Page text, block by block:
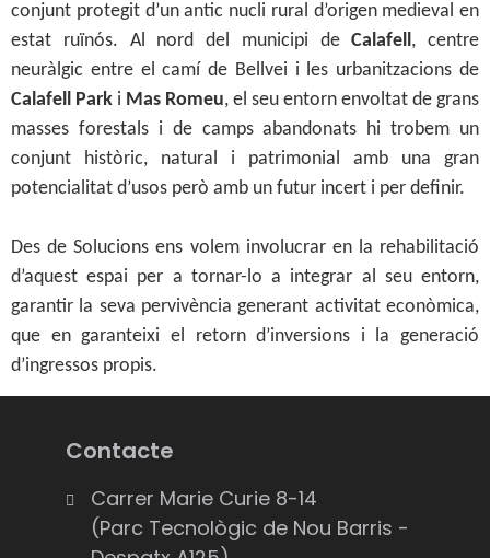
conjunt protegit d’un antic nucli rural d’origen medieval en
estat ruïnós. Al nord del municipi deCalafell, centre
neuràlgic entre el camí de Bellvei i les urbanitzacions de
Calafell Park i Mas Romeu, el seu entorn envoltat de grans
masses forestals i de camps abandonats hi trobem un
conjunt històric, natural i patrimonial amb una gran
potencialitat d’usos però amb un futur incert i per definir.
Des de Solucions ens volem involucrar en la rehabilitació
d’aquest espai per a tornar-lo a integrar al seu entorn,
garantir la seva pervivència generant activitat econòmica,
que en garanteixi el retorn d’inversions i la generació
d’ingressos propis.
Contacte
Carrer Marie Curie 8-14
(Parc Tecnològic de Nou Barris -